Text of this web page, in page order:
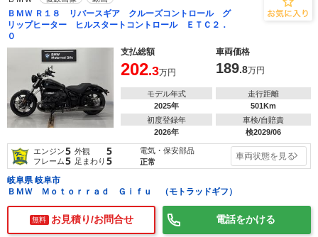
ＢＭＷ Ｒ１８ リバースギア クルーズコントロール グ
リップヒーター ヒルスタートコントロール ＥＴＣ２．
０
支払総額
車両価格
202.3万円 189.8万円
モデル年式
2025年
走行距離
501Km
初度登録年
2026年
車検/自賠責
検2029/06
エンジン5 外観 5
フレーム5 足まわり 5
電気・保安部品
正常
車両状態を見る
岐阜県 岐阜市
ＢＭＷ Ｍｏｔｏｒｒａｄ Ｇｉｆｕ （モトラッドギフ）
無料 お見積り/お問合せ 電話をかける